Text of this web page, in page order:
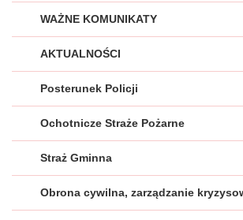
WAŻNE KOMUNIKATY
AKTUALNOŚCI
Posterunek Policji
Ochotnicze Straże Pożarne
Straż Gminna
Obrona cywilna, zarządzanie